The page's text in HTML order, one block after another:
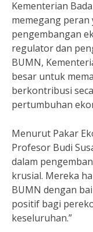
Kementerian
memegang
pengembangan
regulator dan
BUMN,
besar untuk
berkontribusi
pertumbuhan
Menurut Pakar
Profesor Budi
dalam
krusial. Mereka
BUMN dengan
positif bagi
keseluruhan.”